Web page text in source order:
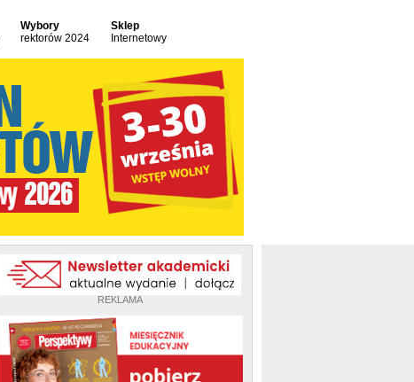
Wybory
rektorów 2024
Sklep
Internetowy
REKLAMA